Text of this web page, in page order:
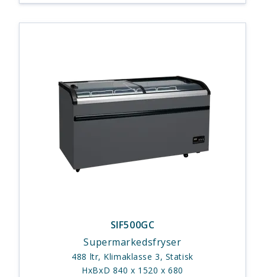
SIF500GC
Supermarkedsfryser
488 ltr, Klimaklasse 3, Statisk
HxBxD 840 x 1520 x 680